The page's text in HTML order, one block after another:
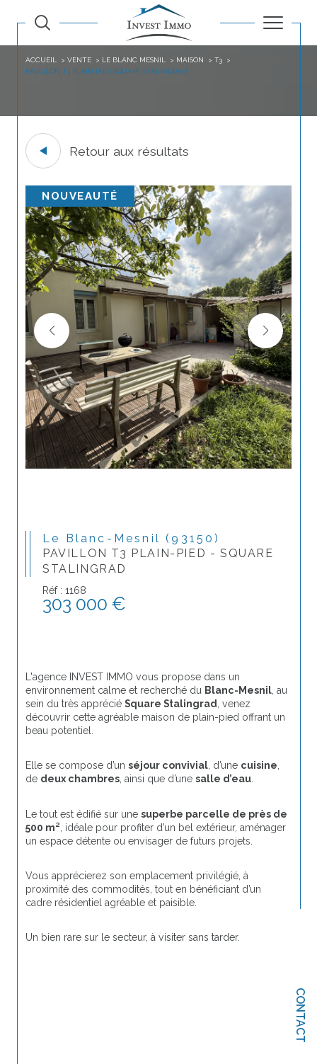
CONTACT
ACCUEIL VENTE LE BLANC MESNIL MAISON
T3
PAVILLON T3 PLAIN PIED SQUARE STALINGRAD
Retour aux résultats
NOUVEAUTÉ
Le Blanc-Mesnil (93150)
PAVILLON T3 PLAIN-PIED - SQUARE
STALINGRAD
Réf : 1168
303 000 €
L'agence INVEST IMMO vous propose dans un
environnement calme et recherché du Blanc-Mesnil, au
sein du très apprécié Square Stalingrad, venez
découvrir cette agréable maison de plain-pied offrant un
beau potentiel.
Elle se compose d’un séjour convivial, d’une cuisine,
de deux chambres, ainsi que d’une salle d’eau.
Le tout est édifié sur une superbe parcelle de près de
500 m² , idéale pour profiter d’un bel extérieur, aménager
un espace détente ou envisager de futurs projets.
Vous apprécierez son emplacement privilégié, à
proximité des commodités, tout en bénéficiant d’un
cadre résidentiel agréable et paisible.
Un bien rare sur le secteur, à visiter sans tarder.